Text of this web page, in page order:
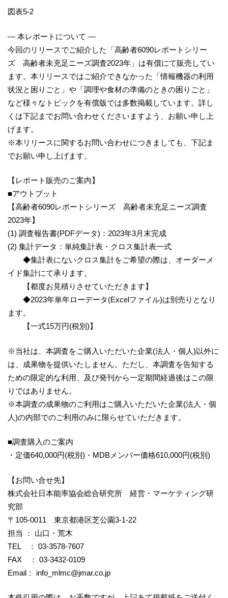
図表5-2
― 本レポートについて ―
今回のリリースでご紹介した「高齢者6090レポートシリー
ズ 高齢者未充足ニーズ調査2023年」は有償にて販売してい
ます。本リリースではご紹介できなかった「情報機器の利用
状況と困りごと」や「調理や食材の準備のときの困りごと」
など様々なトピックを有償版では多数掲載しています。詳し
くは下記までお問い合わせくださいますよう、お願い申し上
げます。
※本リリースに関するお問い合わせにつきましても、下記ま
でお願い申し上げます。
【レポート販売のご案内】
■アウトプット
【高齢者6090レポートシリーズ 高齢者未充足ニーズ調査
2023年】
(1) 調査報告書(PDFデータ)：2023年3月末完成
(2) 集計データ：単純集計表・クロス集計表一式
◆集計表にないクロス集計をご希望の際は、オーダーメ
イド集計にて承ります。
【都度お見積りさせていただきます】
◆2023年単年ローデータ(Excelファイル)は別売りとなり
ます。
【一式15万円(税別)】
※当社は、本調査をご購入いただいた企業(法人・個人)以外に
は、成果物を提供いたしません。ただし、本調査を告知する
ための限定的な利用、及び発刊から一定期間経過後はこの限
りではありません。
※本調査の成果物のご利用はご購入いただいた企業(法人・個
人)の内部でのご利用のみに限らせていただきます。
■調査購入のご案内
・定価640,000円(税別)・MDBメンバー価格610,000円(税別)
【お問い合せ先】
株式会社日本能率協会総合研究所 経営・マーケティング研
究部
〒105-0011 東京都港区芝公園3-1-22
担当 ： 山口・荒木
TEL ： 03-3578-7607
FAX ： 03-3432-0109
Email： info_mlmc@jmar.co.jp